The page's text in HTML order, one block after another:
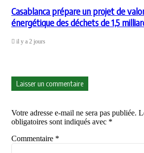
Casablanca prépare un projet de
énergétique des déchets de 1,5
il y a 2 jours
Laisser un commentaire
Votre adresse e-mail ne sera pas publiée.
obligatoires sont indiqués avec *
Commentaire *